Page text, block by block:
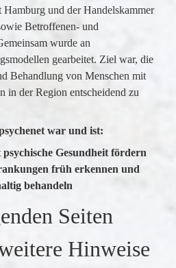
Hamburg und der Handelskammer
Betroffenen- und
wurde an
gearbeitet. Ziel war, die
Behandlung von Menschen mit
in der Region entscheidend zu
war und ist:
Gesundheit fördern
früh erkennen und
behandeln
Seiten
Hinweise